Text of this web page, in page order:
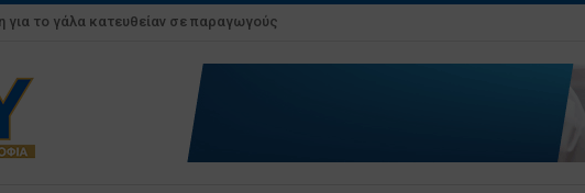
το γάλα κατευθείαν σε παραγωγούς